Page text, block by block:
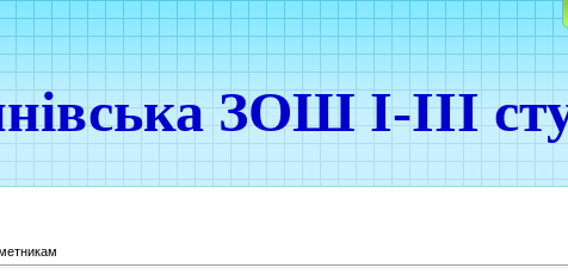
ЗОШ І-ІІІ